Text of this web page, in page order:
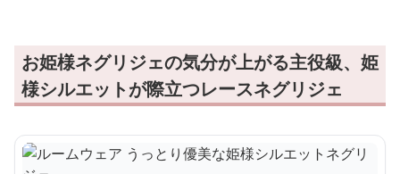
お姫様ネグリジェの気分が上がる主役級、姫
様シルエットが際立つレースネグリジェ